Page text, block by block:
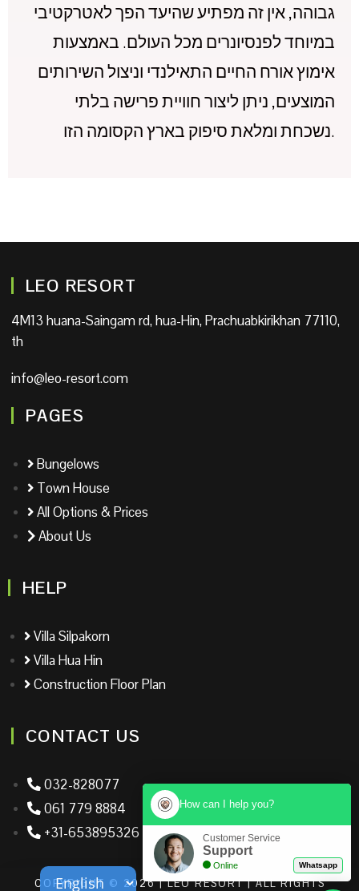
גבוהה, אין זה מפתיע שהיעד הפך לאטרקטיבי
במיוחד לפנסיונרים מכל העולם. באמצעות
אימוץ אורח החיים התאילנדי וניצול השירותים
המוצעים, ניתן ליצור חוויית פרישה בלתי
נשכחת ומלאת סיפוק בארץ הקסומה הזו.
LEO RESORT
4M13 huana-Saingam rd, hua-Hin, Prachuabkirikhan 77110,
th
info@leo-resort.com
PAGES
Bungelows
Town House
All Options & Prices
About Us
HELP
Villa Silpakorn
Villa Hua Hin
Construction Floor Plan
CONTACT US
032-828077
061 779 8884
+31-653895326
COPYRIGHT © 2026 | LEO RESORT | ALL RIGHTS
How can I help you?
Customer Service
Support
Online Whatsapp